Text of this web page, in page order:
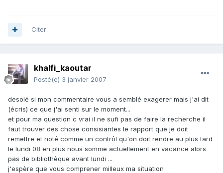
Citer
khalfi_kaoutar
Posté(e) 3 janvier 2007
desolé si mon commentaire vous a semblé exagerer mais j'ai dit
(écris) ce que j'ai senti sur le moment...
et pour ma question c vrai il ne sufi pas de faire la recherche il
faut trouver des chose consisiantes le rapport que je doit
remettre et noté comme un contrôl qu'on doit rendre au plus tard
le lundi 08 en plus nous somme actuellement en vacance alors
pas de bibliothèque avant lundi ...
j'espère que vous comprener milleux ma situation